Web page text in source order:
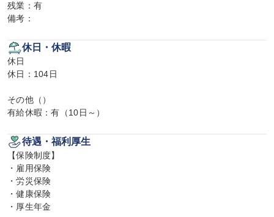
残業：有
備考：
休日・休暇
休日
休日：104日
その他（）
有給休暇：有（10日～）
待遇・福利厚生
【保険制度】
・雇用保険
・労災保険
・健康保険
・厚生年金